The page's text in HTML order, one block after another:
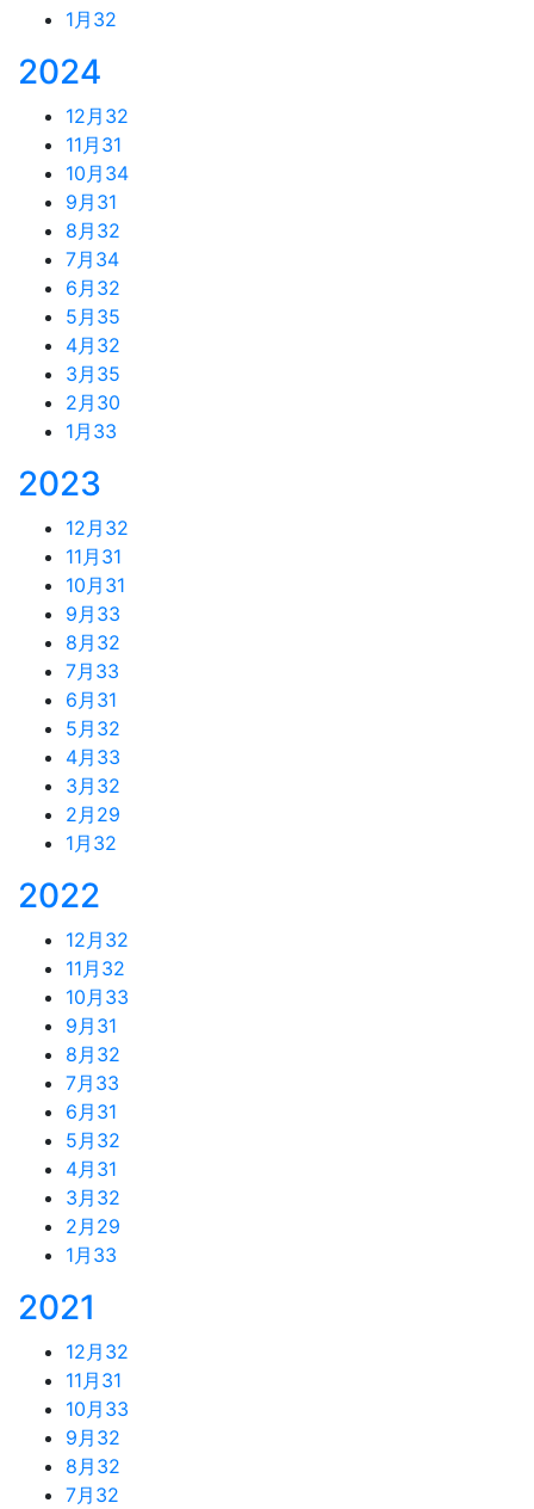
1月 32
2024
12月 32
11月 31
10月 34
9月 31
8月 32
7月 34
6月 32
5月 35
4月 32
3月 35
2月 30
1月 33
2023
12月 32
11月 31
10月 31
9月 33
8月 32
7月 33
6月 31
5月 32
4月 33
3月 32
2月 29
1月 32
2022
12月 32
11月 32
10月 33
9月 31
8月 32
7月 33
6月 31
5月 32
4月 31
3月 32
2月 29
1月 33
2021
12月 32
11月 31
10月 33
9月 32
8月 32
7月 32